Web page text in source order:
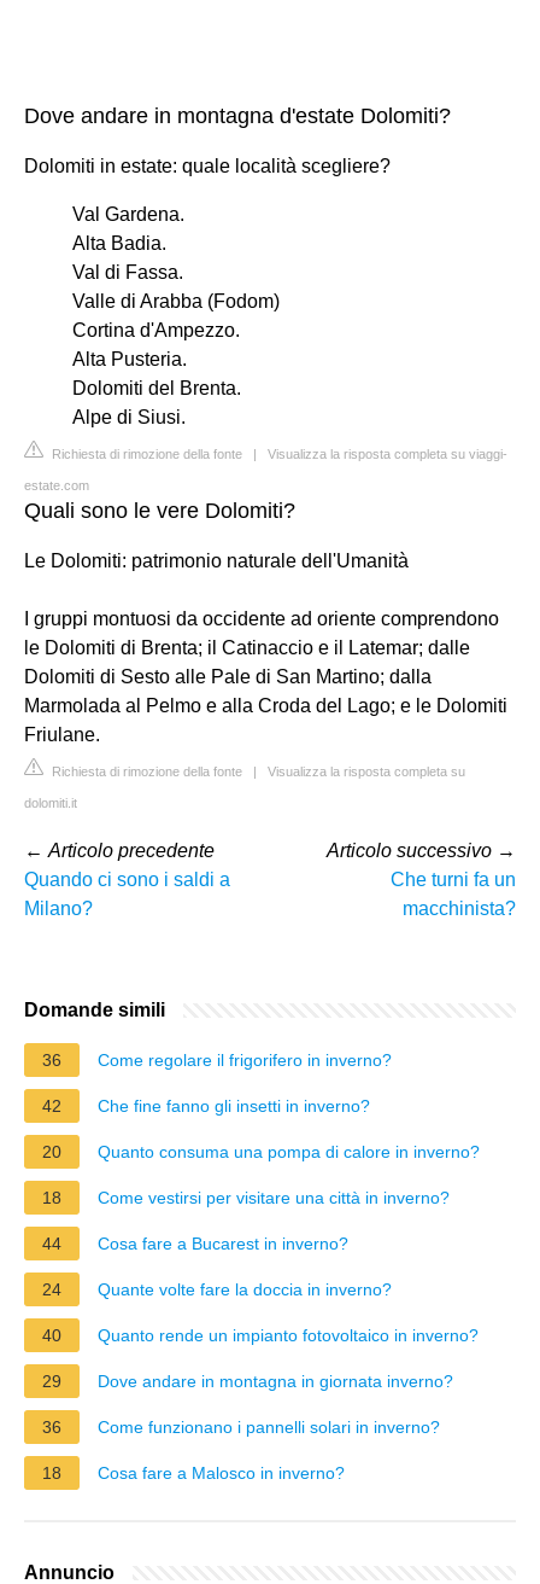
Dove andare in montagna d'estate Dolomiti?
Dolomiti in estate: quale località scegliere?
Val Gardena.
Alta Badia.
Val di Fassa.
Valle di Arabba (Fodom)
Cortina d'Ampezzo.
Alta Pusteria.
Dolomiti del Brenta.
Alpe di Siusi.
Richiesta di rimozione della fonte | Visualizza la risposta completa su viaggi-
estate.com
Quali sono le vere Dolomiti?
Le Dolomiti: patrimonio naturale dell'Umanità
I gruppi montuosi da occidente ad oriente comprendono
le Dolomiti di Brenta; il Catinaccio e il Latemar; dalle
Dolomiti di Sesto alle Pale di San Martino; dalla
Marmolada al Pelmo e alla Croda del Lago; e le Dolomiti
Friulane.
Richiesta di rimozione della fonte | Visualizza la risposta completa su
dolomiti.it
← Articolo precedente
Quando ci sono i saldi a
Milano?
Articolo successivo →
Che turni fa un
macchinista?
Domande simili
36 Come regolare il frigorifero in inverno?
42 Che fine fanno gli insetti in inverno?
20 Quanto consuma una pompa di calore in inverno?
18 Come vestirsi per visitare una città in inverno?
44 Cosa fare a Bucarest in inverno?
24 Quante volte fare la doccia in inverno?
40 Quanto rende un impianto fotovoltaico in inverno?
29 Dove andare in montagna in giornata inverno?
36 Come funzionano i pannelli solari in inverno?
18 Cosa fare a Malosco in inverno?
Annuncio